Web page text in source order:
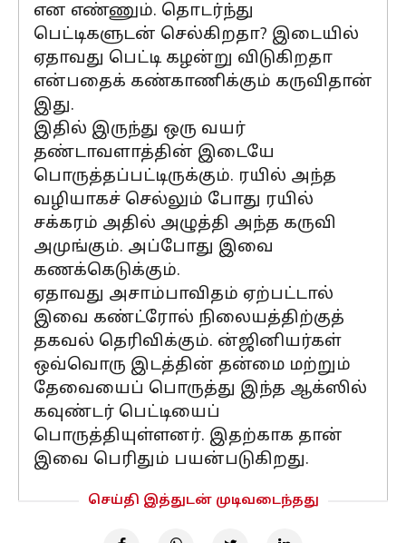
என எண்ணும். தொடர்ந்து
பெட்டிகளுடன் செல்கிறதா? இடையில்
ஏதாவது பெட்டி கழன்று விடுகிறதா
என்பதைக் கண்காணிக்கும் கருவிதான்
இது.
இதில் இருந்து ஒரு வயர்
தண்டாவளாத்தின் இடையே
பொருத்தப்பட்டிருக்கும். ரயில் அந்த
வழியாகச் செல்லும் போது ரயில்
சக்கரம் அதில் அழுத்தி அந்த கருவி
அமுங்கும். அப்போது இவை
கணக்கெடுக்கும்.
ஏதாவது அசாம்பாவிதம் ஏற்பட்டால்
இவை கண்ட்ரோல் நிலையத்திற்குத்
தகவல் தெரிவிக்கும். ன்ஜினியர்கள்
ஒவ்வொரு இடத்தின் தன்மை மற்றும்
தேவையைப் பொருத்து இந்த ஆக்ஸில்
கவுண்டர் பெட்டியைப்
பொருத்தியுள்ளனர். இதற்காக தான்
இவை பெரிதும் பயன்படுகிறது.
செய்தி இத்துடன் முடிவடைந்தது